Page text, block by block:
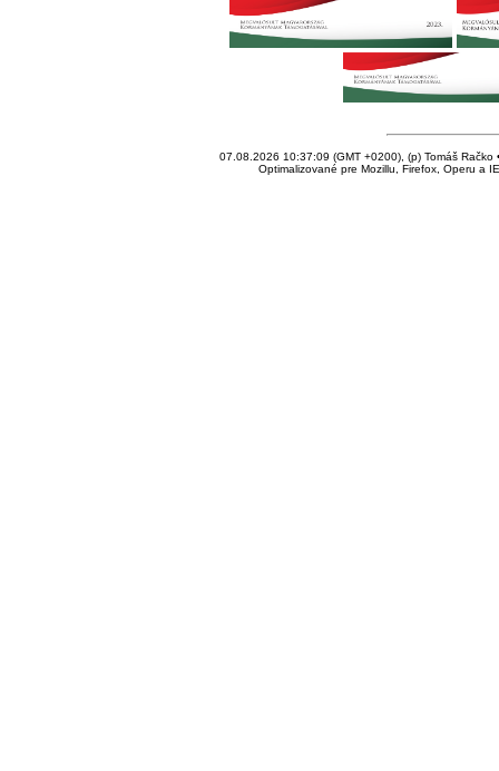
07.08.2026 10:37:09 (GMT +0200), (p) Tomáš Račko
Optimalizované pre Mozillu, Firefox, Operu a